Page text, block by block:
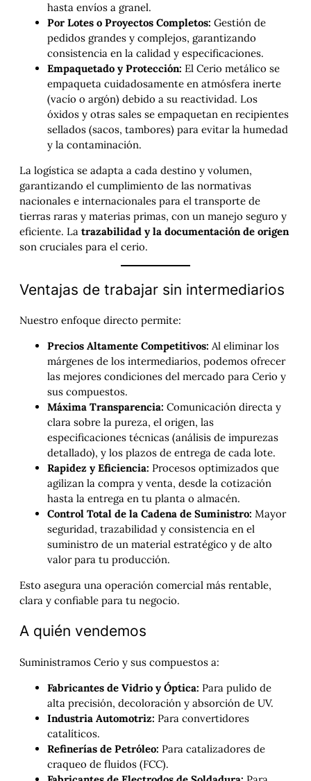
hasta envíos a granel.
Por Lotes o Proyectos Completos: Gestión de
pedidos grandes y complejos, garantizando
consistencia en la calidad y especificaciones.
Empaquetado y Protección: El Cerio metálico se
empaqueta cuidadosamente en atmósfera inerte
(vacío o argón) debido a su reactividad. Los
óxidos y otras sales se empaquetan en recipientes
sellados (sacos, tambores) para evitar la humedad
y la contaminación.
La logística se adapta a cada destino y volumen,
garantizando el cumplimiento de las normativas
nacionales e internacionales para el transporte de
tierras raras y materias primas, con un manejo seguro y
eficiente. La trazabilidad y la documentación de origen
son cruciales para el cerio.
Ventajas de trabajar sin intermediarios
Nuestro enfoque directo permite:
Precios Altamente Competitivos: Al eliminar los
márgenes de los intermediarios, podemos ofrecer
las mejores condiciones del mercado para Cerio y
sus compuestos.
Máxima Transparencia: Comunicación directa y
clara sobre la pureza, el origen, las
especificaciones técnicas (análisis de impurezas
detallado), y los plazos de entrega de cada lote.
Rapidez y Eficiencia: Procesos optimizados que
agilizan la compra y venta, desde la cotización
hasta la entrega en tu planta o almacén.
Control Total de la Cadena de Suministro: Mayor
seguridad, trazabilidad y consistencia en el
suministro de un material estratégico y de alto
valor para tu producción.
Esto asegura una operación comercial más rentable,
clara y confiable para tu negocio.
A quién vendemos
Suministramos Cerio y sus compuestos a:
Fabricantes de Vidrio y Óptica: Para pulido de
alta precisión, decoloración y absorción de UV.
Industria Automotriz: Para convertidores
catalíticos.
Refinerías de Petróleo: Para catalizadores de
craqueo de fluidos (FCC).